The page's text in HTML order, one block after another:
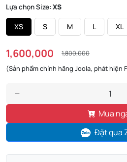
Lựa chọn Size: XS
XS S M L XL
1,600,000 1,800,000
(Sản phẩm chính hãng Joola, phát hiện
Mua
Đặt qua